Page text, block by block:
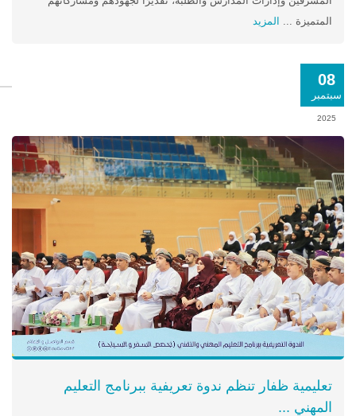
المتميزة ... المزيد
08
سبتمبر
2025
تعليمية ظفار تنظم ندوة تعريفية ببرنامج التعليم
المهني ...